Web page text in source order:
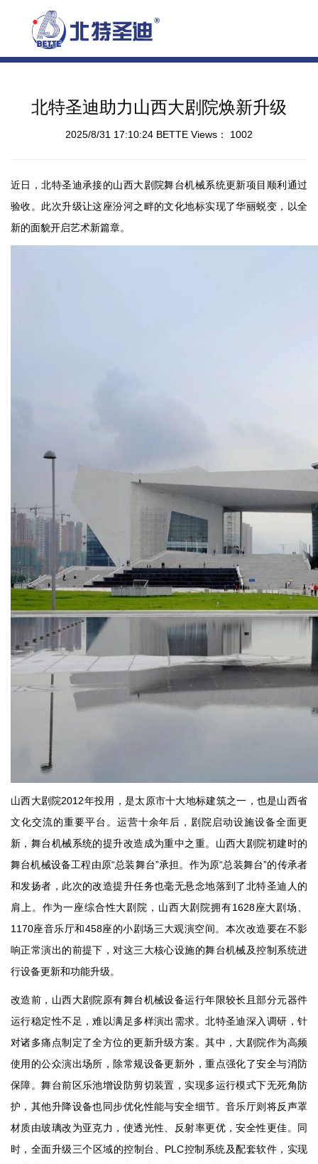
北特圣迪助力山西大剧院焕新升级
2025/8/31 17:10:24 BETTE Views： 1002
近日，北特圣迪承接的山西大剧院舞台机械系统更新项目顺利通过
验收。此次升级让这座汾河之畔的文化地标实现了华丽蜕变，以全
新的面貌开启艺术新篇章。
山西大剧院2012年投用，是太原市十大地标建筑之一，也是山西省
文化交流的重要平台。运营十余年后，剧院启动设施设备全面更
新，舞台机械系统的提升改造成为重中之重。山西大剧院初建时的
舞台机械设备工程由原“总装舞台”承担。作为原“总装舞台”的传承者
和发扬者，此次的改造提升任务也毫无悬念地落到了北特圣迪人的
肩上。作为一座综合性大剧院，山西大剧院拥有1628座大剧场、
1170座音乐厅和458座的小剧场三大观演空间。本次改造要在不影
响正常演出的前提下，对这三大核心设施的舞台机械及控制系统进
行设备更新和功能升级。
改造前，山西大剧院原有舞台机械设备运行年限较长且部分元器件
运行稳定性不足，难以满足多样演出需求。北特圣迪深入调研，针
对诸多痛点制定了全方位的更新升级方案。其中，大剧院作为高频
使用的公众演出场所，除常规设备更新外，重点强化了安全与消防
保障。舞台前区乐池增设防剪切装置，实现多运行模式下无死角防
护，其他升降设备也同步优化性能与安全细节。音乐厅则将反声罩
材质由玻璃改为亚克力，使透光性、反射率更优，安全性更佳。同
时，全面升级三个区域的控制台、PLC控制系统及配套软件，实现